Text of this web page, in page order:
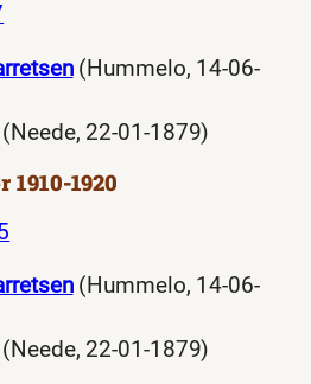
(Hummelo, 14-06-
(Neede, 22-01-1879)
1920
(Hummelo, 14-06-
(Neede, 22-01-1879)